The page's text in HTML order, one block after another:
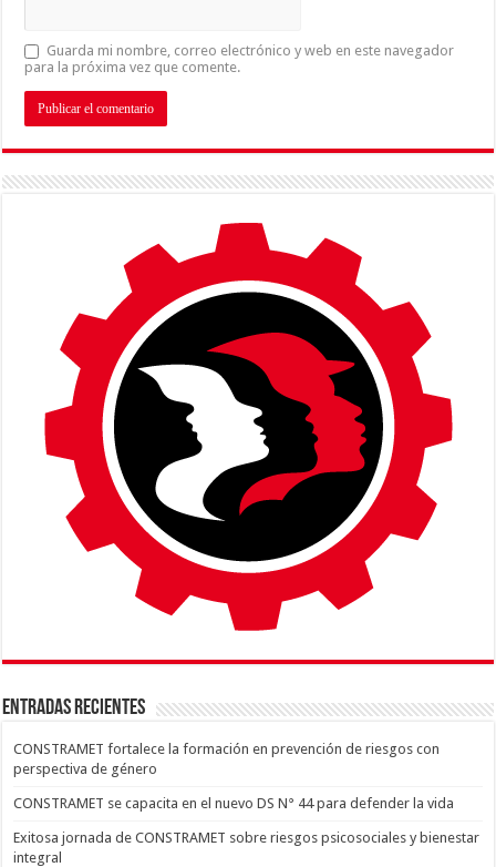
Guarda mi nombre, correo electrónico y web en este navegador
para la próxima vez que comente.
ENTRADAS RECIENTES
CONSTRAMET fortalece la formación en prevención de riesgos con
perspectiva de género
CONSTRAMET se capacita en el nuevo DS N° 44 para defender la vida
Exitosa jornada de CONSTRAMET sobre riesgos psicosociales y bienestar
integral